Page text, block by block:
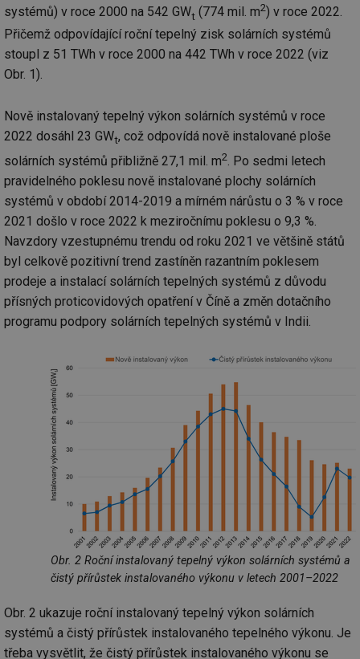
systémů) v roce 2000 na 542 GWt (774 mil. m2) v roce 2022.
Přičemž odpovídající roční tepelný zisk solárních systémů
stoupl z 51 TWh v roce 2000 na 442 TWh v roce 2022 (viz
Obr. 1).
Nově instalovaný tepelný výkon solárních systémů v roce
2022 dosáhl 23 GWt, což odpovídá nově instalované ploše
solárních systémů přibližně 27,1 mil. m2. Po sedmi letech
pravidelného poklesu nově instalované plochy solárních
systémů v období 2014-2019 a mírném nárůstu o 3 % v roce
2021 došlo v roce 2022 k meziročnímu poklesu o 9,3 %.
Navzdory vzestupnému trendu od roku 2021 ve většině států
byl celkově pozitivní trend zastíněn razantním poklesem
prodeje a instalací solárních tepelných systémů z důvodu
přísných proticovidových opatření v Číně a změn dotačního
programu podpory solárních tepelných systémů v Indii.
Obr. 2 Roční instalovaný tepelný výkon solárních systémů a
čistý přírůstek instalovaného výkonu v letech 2001–2022
Obr. 2 ukazuje roční instalovaný tepelný výkon solárních
systémů a čistý přírůstek instalovaného tepelného výkonu. Je
třeba vysvětlit, že čistý přírůstek instalovaného výkonu se